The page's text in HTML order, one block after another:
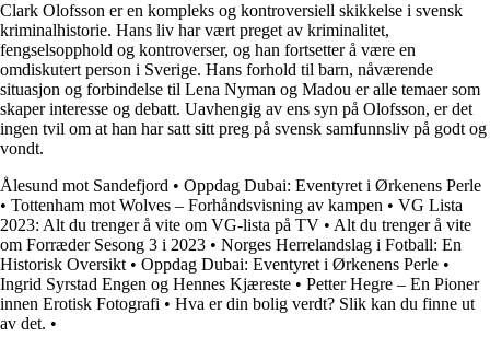
Clark Olofsson er en kompleks og kontroversiell skikkelse i svensk
kriminalhistorie. Hans liv har vært preget av kriminalitet,
fengselsopphold og kontroverser, og han fortsetter å være en
omdiskutert person i Sverige. Hans forhold til barn, nåværende
situasjon og forbindelse til Lena Nyman og Madou er alle temaer som
skaper interesse og debatt. Uavhengig av ens syn på Olofsson, er det
ingen tvil om at han har satt sitt preg på svensk samfunnsliv på godt og
vondt.
Ålesund mot Sandefjord • Oppdag Dubai: Eventyret i Ørkenens Perle
• Tottenham mot Wolves – Forhåndsvisning av kampen • VG Lista
2023: Alt du trenger å vite om VG-lista på TV • Alt du trenger å vite
om Forræder Sesong 3 i 2023 • Norges Herrelandslag i Fotball: En
Historisk Oversikt • Oppdag Dubai: Eventyret i Ørkenens Perle •
Ingrid Syrstad Engen og Hennes Kjæreste • Petter Hegre – En Pioner
innen Erotisk Fotografi • Hva er din bolig verdt? Slik kan du finne ut
av det. •